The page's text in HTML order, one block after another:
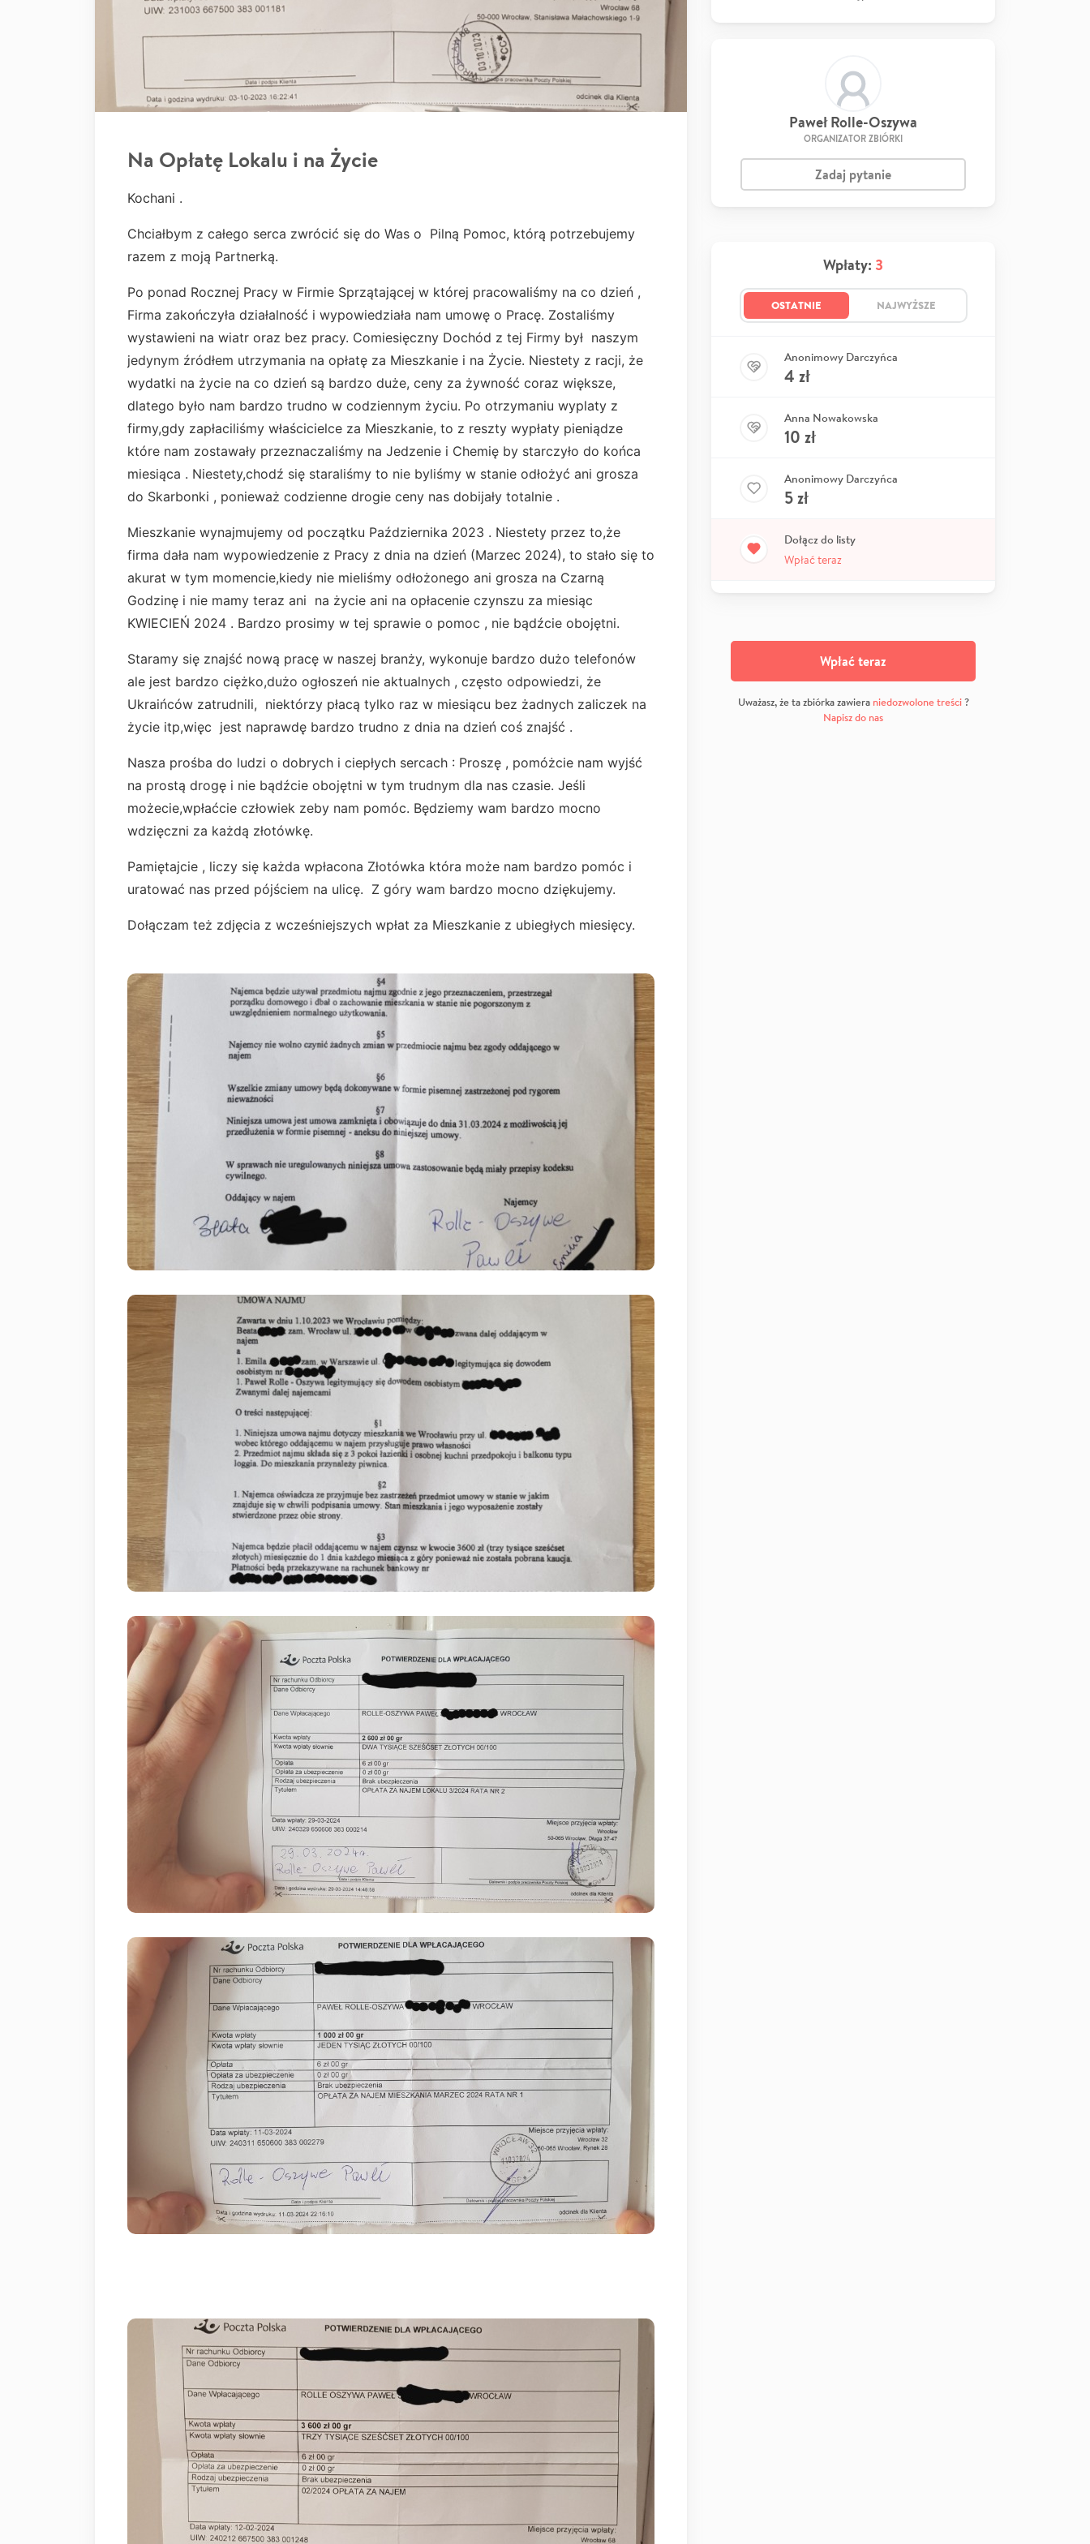
Na Opłatę Lokalu i na Życie
Kochani .
Chciałbym z całego serca zwrócić się do Was o Pilną Pomoc, którą potrzebujemy
razem z moją Partnerką.
Po ponad Rocznej Pracy w Firmie Sprzątającej w której pracowaliśmy na co dzień ,
Firma zakończyła działalność i wypowiedziała nam umowę o Pracę. Zostaliśmy
wystawieni na wiatr oraz bez pracy. Comiesięczny Dochód z tej Firmy był naszym
jedynym źródłem utrzymania na opłatę za Mieszkanie i na Życie. Niestety z racji, że
wydatki na życie na co dzień są bardzo duże, ceny za żywność coraz większe,
dlatego było nam bardzo trudno w codziennym życiu. Po otrzymaniu wyplaty z
firmy,gdy zapłaciliśmy właścicielce za Mieszkanie, to z reszty wypłaty pieniądze
które nam zostawały przeznaczaliśmy na Jedzenie i Chemię by starczyło do końca
miesiąca . Niestety,chodź się staraliśmy to nie byliśmy w stanie odłożyć ani grosza
do Skarbonki , ponieważ codzienne drogie ceny nas dobijały totalnie .
Mieszkanie wynajmujemy od początku Października 2023 . Niestety przez to,że
firma dała nam wypowiedzenie z Pracy z dnia na dzień (Marzec 2024), to stało się to
akurat w tym momencie,kiedy nie mieliśmy odłożonego ani grosza na Czarną
Godzinę i nie mamy teraz ani na życie ani na opłacenie czynszu za miesiąc
KWIECIEŃ 2024 . Bardzo prosimy w tej sprawie o pomoc , nie bądźcie obojętni.
Staramy się znajść nową pracę w naszej branży, wykonuje bardzo dużo telefonów
ale jest bardzo ciężko,dużo ogłoszeń nie aktualnych , często odpowiedzi, że
Ukraińców zatrudnili, niektórzy płacą tylko raz w miesiącu bez żadnych zaliczek na
życie itp,więc jest naprawdę bardzo trudno z dnia na dzień coś znajść .
Nasza prośba do ludzi o dobrych i ciepłych sercach : Proszę , pomóżcie nam wyjść
na prostą drogę i nie bądźcie obojętni w tym trudnym dla nas czasie. Jeśli
możecie,wpłaćcie człowiek zeby nam pomóc. Będziemy wam bardzo mocno
wdzięczni za każdą złotówkę.
Pamiętajcie , liczy się każda wpłacona Złotówka która może nam bardzo pomóc i
uratować nas przed pójściem na ulicę. Z góry wam bardzo mocno dziękujemy.
Dołączam też zdjęcia z wcześniejszych wpłat za Mieszkanie z ubiegłych miesięcy.
Paweł Rolle-Oszywa
ORGANIZATOR ZBIÓRKI
Zadaj pytanie
Wpłaty: 3
OSTATNIE NAJWYŻSZE
Anonimowy Darczyńca
4 zł
Anna Nowakowska
10 zł
Anonimowy Darczyńca
5zł
Dołącz do listy
Wpłać teraz
Wpłać teraz
Uważasz, że ta zbiórka zawiera niedozwolone treści?
Napisz do nas